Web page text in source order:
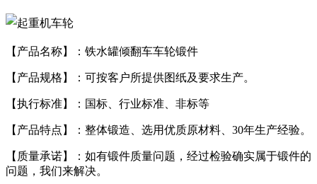
【产品名称】：铁水罐倾翻车车轮锻件
【产品规格】：可按客户所提供图纸及要求生产。
【执行标准】：国标、行业标准、非标等
【产品特点】：整体锻造、选用优质原材料、30年生产经验。
【质量承诺】：如有锻件质量问题，经过检验确实属于锻件的
问题，我们来解决。